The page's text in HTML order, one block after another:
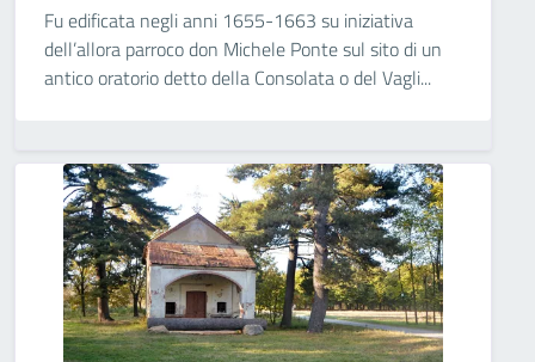
Fu edificata negli anni 1655-1663 su iniziativa
dell’allora parroco don Michele Ponte sul sito di un
antico oratorio detto della Consolata o del Vagli...